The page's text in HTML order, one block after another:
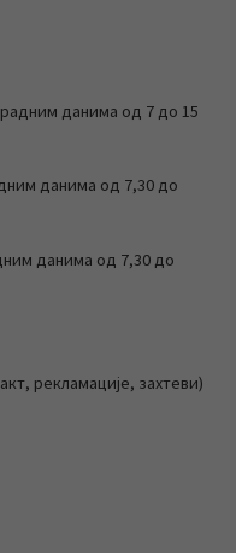
данима од 7 до 15
данима од 7,30 до
данима од 7,30 до
рекламације, захтеви)